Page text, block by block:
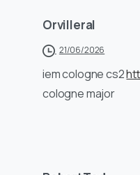
Orvilleral
21/06/2026
iem cologne cs2
cologne major